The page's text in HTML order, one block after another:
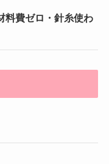
料費ゼロ・針糸使わ